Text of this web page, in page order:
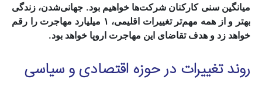
میانگین سنی کارکنان شرکت‌ها خواهیم بود. جهانی‌شدن، زندگی
بهتر و از همه مهم‌تر تغییرات اقلیمی، ۱ میلیارد مهاجرت را رقم
خواهد زد و هدف تقاضای این مهاجرت اروپا خواهد بود.
روند تغییرات در حوزه اقتصادی و سیاسی